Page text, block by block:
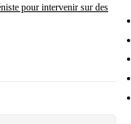
pour intervenir sur des